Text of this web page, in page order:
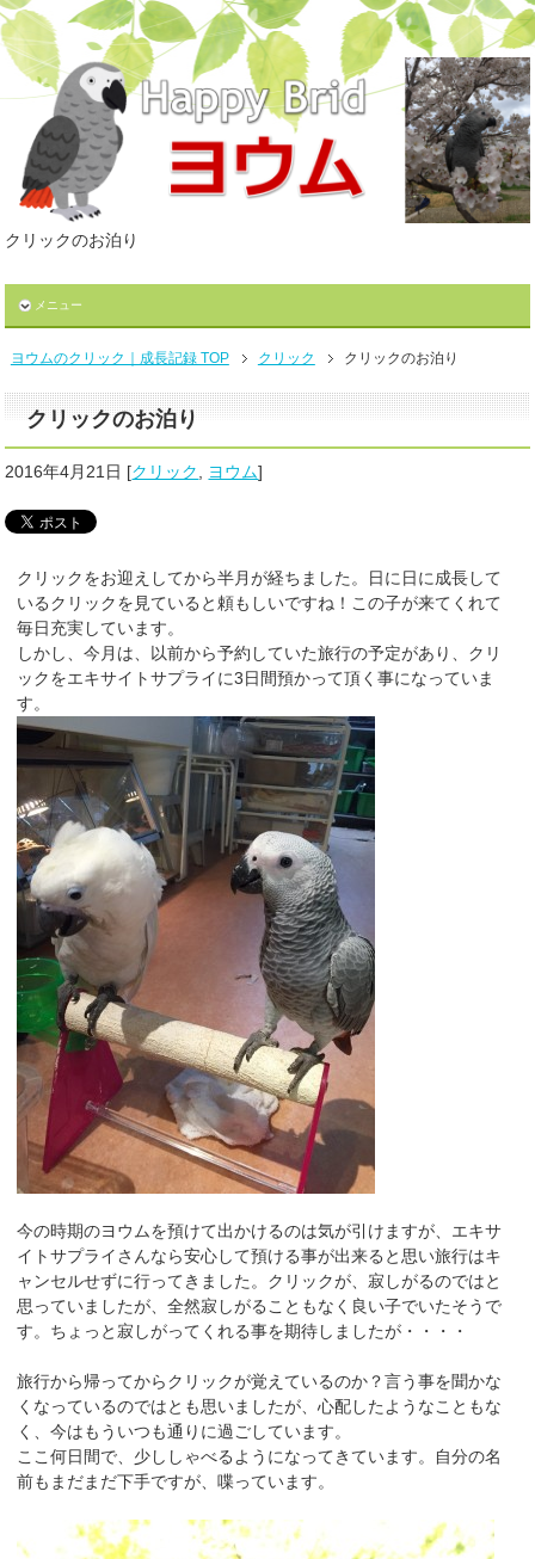
クリックのお泊り
メニュー
ヨウムのクリック｜成長記録 TOP クリック クリックのお泊り
クリックのお泊り
2016年4月21日 [クリック, ヨウム]
クリックをお迎えしてから半月が経ちました。日に日に成長して
いるクリックを見ていると頼もしいですね！この子が来てくれて
毎日充実しています。
しかし、今月は、以前から予約していた旅行の予定があり、クリ
ックをエキサイトサプライに3日間預かって頂く事になっていま
す。
今の時期のヨウムを預けて出かけるのは気が引けますが、エキサ
イトサプライさんなら安心して預ける事が出来ると思い旅行はキ
ャンセルせずに行ってきました。クリックが、寂しがるのではと
思っていましたが、全然寂しがることもなく良い子でいたそうで
す。ちょっと寂しがってくれる事を期待しましたが・・・・
旅行から帰ってからクリックが覚えているのか？言う事を聞かな
くなっているのではとも思いましたが、心配したようなこともな
く、今はもういつも通りに過ごしています。
ここ何日間で、少ししゃべるようになってきています。自分の名
前もまだまだ下手ですが、喋っています。